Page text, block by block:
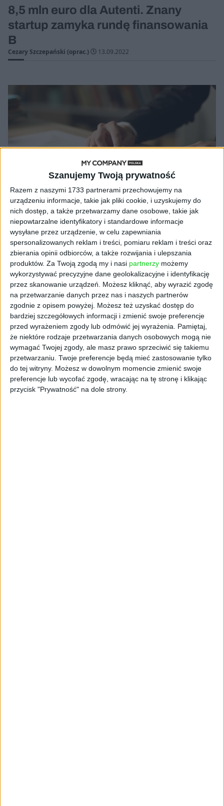
Szanujemy Twoją prywatność
Razem z naszymi 1733 partnerami przechowujemy na
urządzeniu informacje, takie jak pliki cookie, i uzyskujemy do
nich dostęp, a także przetwarzamy dane osobowe, takie jak
niepowtarzalne identyfikatory i standardowe informacje
wysyłane przez urządzenie, w celu zapewniania
spersonalizowanych reklam i treści, pomiaru reklam i treści oraz
zbierania opinii odbiorców, a także rozwijania i ulepszania
produktów. Za Twoją zgodą my i nasi partnerzy możemy
wykorzystywać precyzyjne dane geolokalizacyjne i identyfikację
przez skanowanie urządzeń. Możesz kliknąć, aby wyrazić zgodę
na przetwarzanie danych przez nas i naszych partnerów
zgodnie z opisem powyżej. Możesz też uzyskać dostęp do
bardziej szczegółowych informacji i zmienić swoje preferencje
przed wyrażeniem zgody lub odmówić jej wyrażenia. Pamiętaj,
że niektóre rodzaje przetwarzania danych osobowych mogą nie
wymagać Twojej zgody, ale masz prawo sprzeciwić się takiemu
przetwarzaniu. Twoje preferencje będą mieć zastosowanie tylko
do tej witryny. Możesz w dowolnym momencie zmienić swoje
preferencje lub wycofać zgodę, wracając na tę stronę i klikając
przycisk "Prywatność" na dole strony.
8,5 mln euro dla Autenti. Znany
startup zamyka rundę finansowania
B
Cezary Szczepański (oprac.) 13.09.2022
NOWE TECHNOLOGIE
Autenti wdrożyło technologię w PKO
Leasing
Robert Mierwiński (oprac.) 26.07.2022